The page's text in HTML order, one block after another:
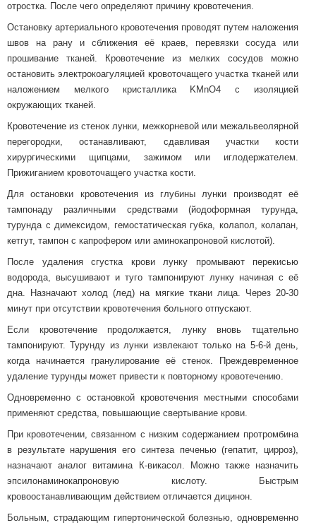
отростка. После чего определяют причину кровотечения.
Остановку артериального кровотечения проводят путем наложения
швов на рану и сближения её краев, перевязки сосуда или
прошивание тканей. Кровотечение из мелких сосудов можно
остановить электрокоагуляцией кровоточащего участка тканей или
наложением мелкого кристаллика KMnO4 с изоляцией
окружающих тканей.
Кровотечение из стенок лунки, межкорневой или межальвеолярной
перегородки, останавливают, сдавливая участки кости
хирургическими щипцами, зажимом или иглодержателем.
Прижиганием кровоточащего участка кости.
Для остановки кровотечения из глубины лунки производят её
тампонаду различными средствами (йодоформная турунда,
турунда с димексидом, гемостатическая губка, колапол, колапан,
кетгут, тампон с капрофером или аминокапроновой кислотой).
После удаления сгустка крови лунку промывают перекисью
водорода, высушивают и туго тампонируют лунку начиная с её
дна. Назначают холод (лед) на мягкие ткани лица. Через 20-30
минут при отсутствии кровотечения больного отпускают.
Если кровотечение продолжается, лунку вновь тщательно
тампонируют. Турунду из лунки извлекают только на 5-6-й день,
когда начинается гранулирование её стенок. Преждевременное
удаление турунды может привести к повторному кровотечению.
Одновременно с остановкой кровотечения местными способами
применяют средства, повышающие свертывание крови.
При кровотечении, связанном с низким содержанием протромбина
в результате нарушения его синтеза печенью (гепатит, цирроз),
назначают аналог витамина К-викасол. Можно также назначить
эпсилонаминокапроновую кислоту. Быстрым
кровоостанавливающим действием отличается дицинон.
Больным, страдающим гипертонической болезнью, одновременно